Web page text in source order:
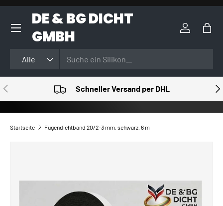
DIREKT ZUM INHALT
DE & BG DICHT
GMBH
Alle
Einloggen
VORHERIGE Schneller Versand per DHL
Startseite Fugendichtband 20/2-3 mm, schwarz, 6 m